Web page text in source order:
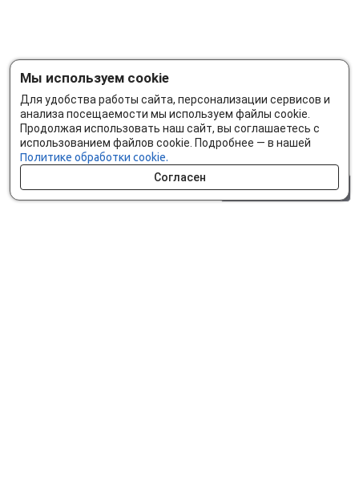
Мы используем cookie
Для удобства работы сайта, персонализации сервисов и
анализа посещаемости мы используем файлы cookie.
Продолжая использовать наш сайт, вы соглашаетесь с
использованием файлов cookie. Подробнее — в нашей
Политике обработки cookie.
Согласен